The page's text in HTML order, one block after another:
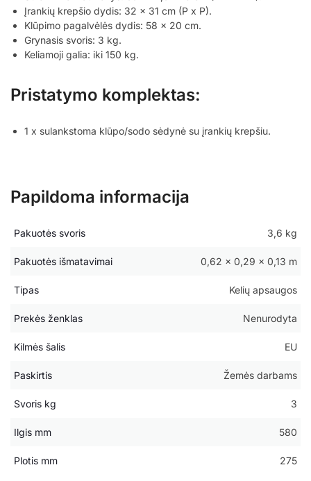
Įrankių krepšio dydis: 32 x 31 cm (P x P).
Klūpimo pagalvėlės dydis: 58 x 20 cm.
Grynasis svoris: 3 kg.
Keliamoji galia: iki 150 kg.
Pristatymo komplektas:
1 x sulankstoma klūpo/sodo sėdynė su įrankių krepšiu.
Papildoma informacija
Pakuotės svoris 3,6 kg
Pakuotės išmatavimai 0,62 × 0,29 × 0,13 m
Tipas Kelių apsaugos
Prekės ženklas Nenurodyta
Kilmės šalis EU
Paskirtis Žemės darbams
Svoris kg 3
Ilgis mm 580
Plotis mm 275